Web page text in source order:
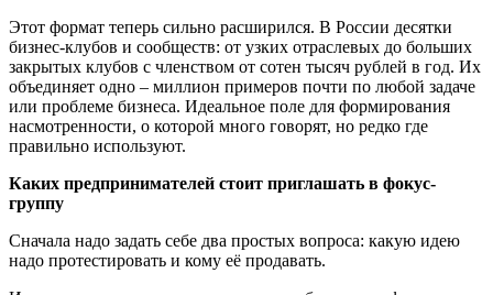
Этот формат теперь сильно расширился. В России десятки
бизнес-клубов и сообществ: от узких отраслевых до больших
закрытых клубов с членством от сотен тысяч рублей в год. Их
объединяет одно – миллион примеров почти по любой задаче
или проблеме бизнеса. Идеальное поле для формирования
насмотренности, о которой много говорят, но редко где
правильно используют.
Каких предпринимателей стоит приглашать в фокус-
группу
Сначала надо задать себе два простых вопроса: какую идею
надо протестировать и кому её продавать.